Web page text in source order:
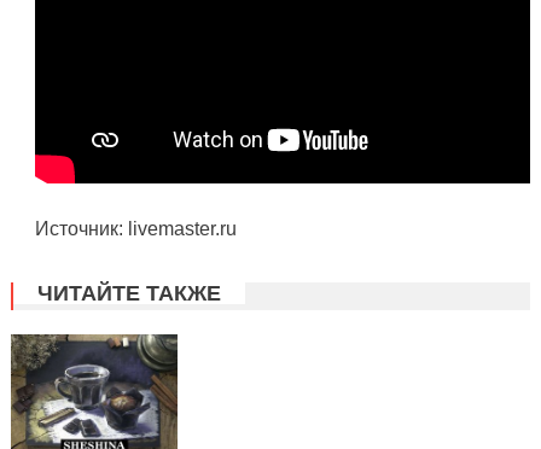
Источник: livemaster.ru
ЧИТАЙТЕ ТАКЖЕ